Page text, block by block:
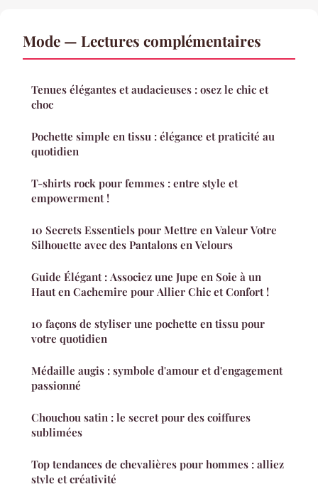
Mode — Lectures complémentaires
Tenues élégantes et audacieuses : osez le chic et
choc
Pochette simple en tissu : élégance et praticité au
quotidien
T-shirts rock pour femmes : entre style et
empowerment !
10 Secrets Essentiels pour Mettre en Valeur Votre
Silhouette avec des Pantalons en Velours
Guide Élégant : Associez une Jupe en Soie à un
Haut en Cachemire pour Allier Chic et Confort !
10 façons de styliser une pochette en tissu pour
votre quotidien
Médaille augis : symbole d'amour et d'engagement
passionné
Chouchou satin : le secret pour des coiffures
sublimées
Top tendances de chevalières pour hommes : alliez
style et créativité